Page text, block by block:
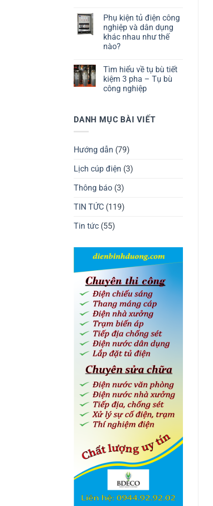
Phụ kiện tủ điện công
nghiệp và dân dụng
khác nhau như thế
nào?
Tìm hiểu về tụ bù tiết
kiệm 3 pha – Tụ bù
công nghiệp
DANH MỤC BÀI VIẾT
Hướng dẫn (79)
Lịch cúp điện (3)
Thông báo (3)
TIN TỨC (119)
Tin tức (55)